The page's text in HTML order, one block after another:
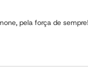
pela força de